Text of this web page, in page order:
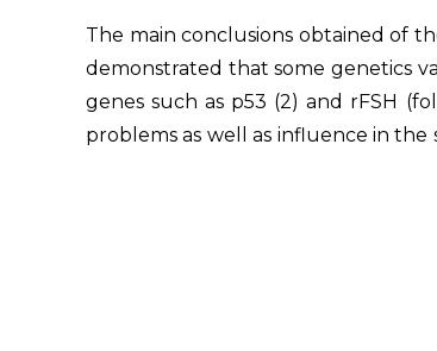
The main conclusions obtained of
demonstrated that some genetics
genes such as p53 (2) and rFSH
problems as well as influence in